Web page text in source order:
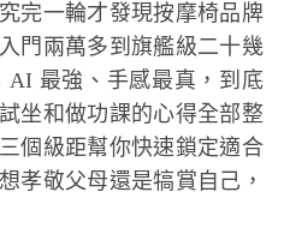
完一輪才發現按摩椅品牌
門兩萬多到旗艦級二十幾
AI 最強、手感最真，到底
坐和做功課的心得全部整
個級距幫你快速鎖定適合
孝敬父母還是犒賞自己，